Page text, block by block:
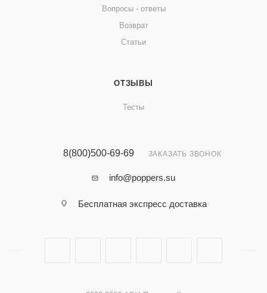
Вопросы - ответы
Возврат
Статьи
ОТЗЫВЫ
Тесты
8(800)500-69-69 ЗАКАЗАТЬ ЗВОНОК
info@poppers.su
Бесплатная экспресс доставка